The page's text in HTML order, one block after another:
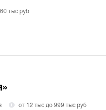
тыс руб
от 12 тыс до 999 тыс руб